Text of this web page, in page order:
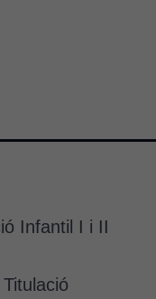
Infantil I i II